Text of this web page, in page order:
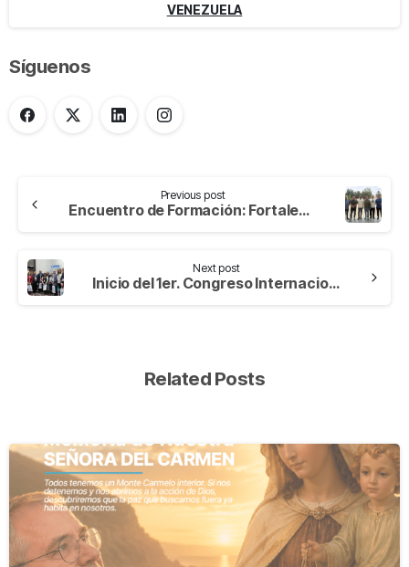
VENEZUELA
Síguenos
Previous post
Encuentro de Formación: Fortaleciendo la identidad hospitalaria.
Next post
Inicio del 1er. Congreso Internacional de Bioética 2025, Lima – Perú
Related Posts
-